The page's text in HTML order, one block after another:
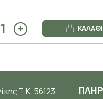
ΚΑΛΆΘΙ
Τ.Κ. 56123